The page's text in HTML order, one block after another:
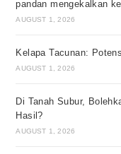
pandan mengekalkan
AUGUST 1, 2026
Kelapa Tacunan:
AUGUST 1, 2026
Di Tanah Subur,
Hasil?
AUGUST 1, 2026